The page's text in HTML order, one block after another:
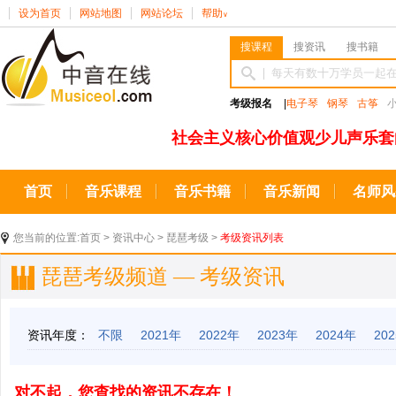
设为首页 网站地图 网站论坛 帮助 ∨
搜课程 搜资讯 搜书籍
考级报名 电子琴 钢琴 古筝
社会主义核心价值观少儿声乐
首页 音乐课程 音乐书籍 音乐新闻 名师
您当前的位置:首页 > 资讯中心 > 琵琶考级 > 考级资讯列表
琵琶考级频道 — 考级资讯
资讯年度： 不限 2021年 2022年 2023年 2024年
对不起，您查找的资讯不存在！